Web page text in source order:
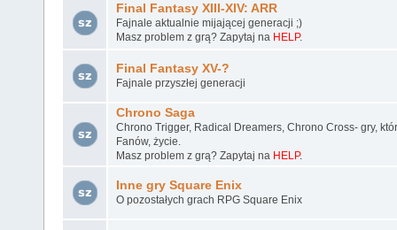
Final Fantasy XIII-XIV: ARR
Fajnale aktualnie mijającej generacji ;)
Masz problem z grą? Zapytaj na HELP.
Final Fantasy XV-?
Fajnale przyszłej generacji
Chrono Saga
Chrono Trigger, Radical Dreamers, Chrono Cross- gry,
Fanów, życie.
Masz problem z grą? Zapytaj na HELP.
Inne gry Square Enix
O pozostałych grach RPG Square Enix